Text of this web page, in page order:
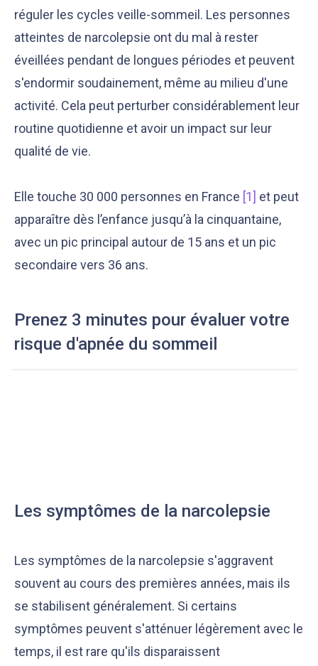
Notre équipe éditoriale, ainsi que nos experts
Nous vérifions que le contenu de nos articles est
réguler les cycles veille-sommeil. Les personnes
atteintes de narcolepsie ont du mal à rester
éveillées pendant de longues périodes et peuvent
s'endormir soudainement, même au milieu d'une
activité. Cela peut perturber considérablement leur
routine quotidienne et avoir un impact sur leur
qualité de vie.
Elle touche 30 000 personnes en France [1] et peut
apparaître dès l’enfance jusqu’à la cinquantaine,
avec un pic principal autour de 15 ans et un pic
secondaire vers 36 ans.
Prenez 3 minutes pour évaluer votre
risque d'apnée du sommeil
Les symptômes de la narcolepsie
Les symptômes de la narcolepsie s'aggravent
souvent au cours des premières années, mais ils
se stabilisent généralement. Si certains
symptômes peuvent s'atténuer légèrement avec le
temps, il est rare qu'ils disparaissent